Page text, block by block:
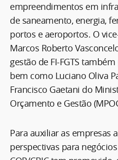
empreendimentos em
de saneamento, energia,
portos e aeroportos. O
Marcos Roberto
gestão de FI-FGTS
bem como Luciano Oliva
Francisco Gaetani do
Orçamento e Gestão
Para auxiliar as empresas
perspectivas para